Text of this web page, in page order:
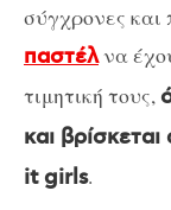
σύγχρονες και
παστέλνα
τιμητική τους,
και
it girls.